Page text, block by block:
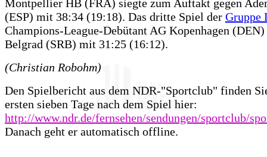
Montpellier HB (FRA) siegte zum Auftakt gegen
(ESP) mit 38:34 (19:18). Das dritte Spiel der Gruppe
Champions-League-Debütant AG Kopenhagen
Belgrad (SRB) mit 31:25 (16:12).
(Christian Robohm)
Den Spielbericht aus dem NDR-"Sportclub" finden
ersten sieben Tage nach dem Spiel hier:
http://www.ndr.de/fernsehen/sendungen/sportclub/
Danach geht er automatisch offline.